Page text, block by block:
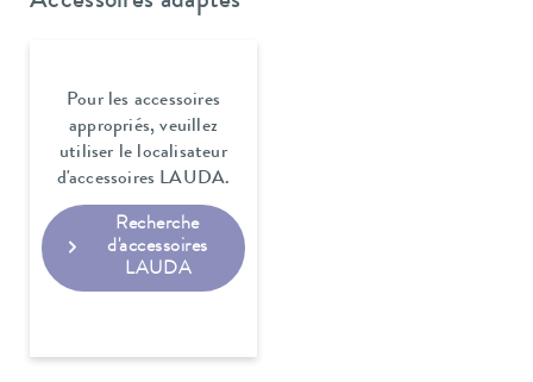
Pour les accessoires
appropriés, veuillez
utiliser le localisateur
d'accessoires LAUDA.
Recherche
d'accessoires
LAUDA